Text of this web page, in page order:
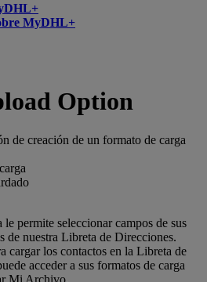
MyDHL+
Option
de creación de un formato de carga
permite seleccionar campos de sus
de nuestra Libreta de Direcciones.
cargar los contactos en la Libreta de
acceder a sus formatos de carga
Mi Archivo.